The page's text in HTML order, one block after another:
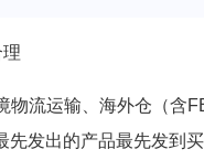
物流运输、海外仓（含
发出的产品最先发到买